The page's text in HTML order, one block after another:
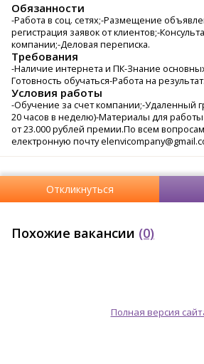
Обязанности
-Работа в соц. сетях;-Размещение
регистрация заявок от клиентов;-
компании;-Деловая переписка.
Требования
-Наличие интернета и ПК-Знание
Готовность обучаться-Работа на результат.
Условия работы
-Обучение за счет компании;-Удаленный
20 часов в неделю)-Материалы для
от 23.000 рублей премии.По всем
електронную почту
Откликнуться
Похожие вакансии (0)
Полная версия